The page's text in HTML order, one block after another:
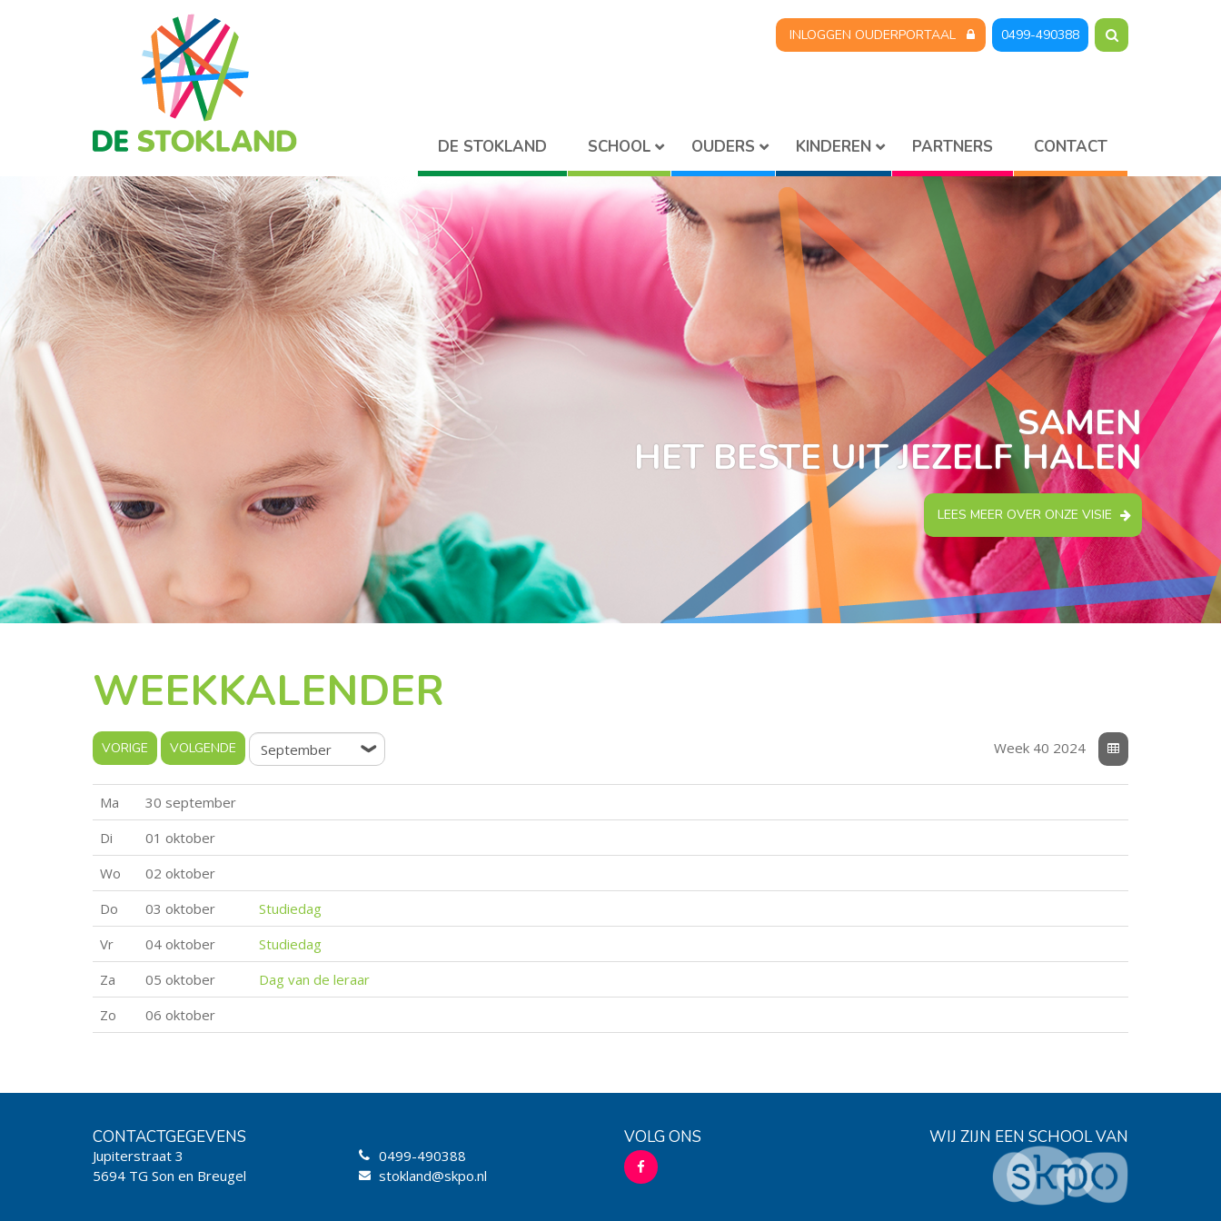
INLOGGEN OUDERPORTAAL 0499-490388
SCHOOL OUDERS KINDEREN PARTNERS CONTACT
SAMEN
HET BESTE UIT JEZELF HALEN
LEES MEER OVER ONZE VISIE
WEEKKALENDER
Week 40 2024
Ma
30 september
Di
01 oktober
Wo
02 oktober
Do
03 oktober
Studiedag
Vr
04 oktober
Studiedag
Za
05 oktober
Dag van de leraar
Zo
06 oktober
CONTACTGEGEVENS
Jupiterstraat 3
5694 TG Son en Breugel
0499-490388
stokland@skpo.nl
VOLG ONS WIJ ZIJN EEN SCHOOL VAN